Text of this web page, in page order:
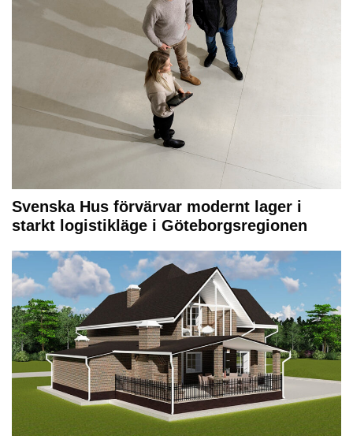
Svenska Hus förvärvar modernt lager i
starkt logistikläge i Göteborgsregionen